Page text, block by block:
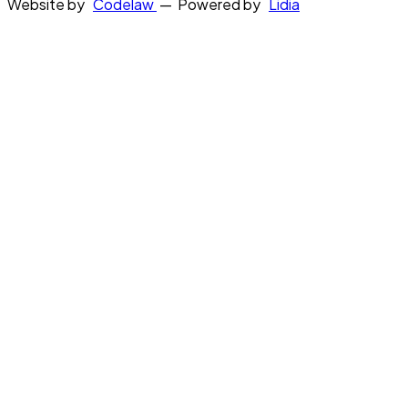
Website by Codelaw — Powered by Lidia